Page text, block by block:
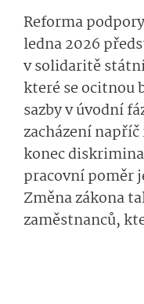
Reforma
ledna 2026
v solidaritě
které se ocitnou
sazby v úvodní
zacházení
konec
pracovní poměr
Změna zákona
zaměstnanců,